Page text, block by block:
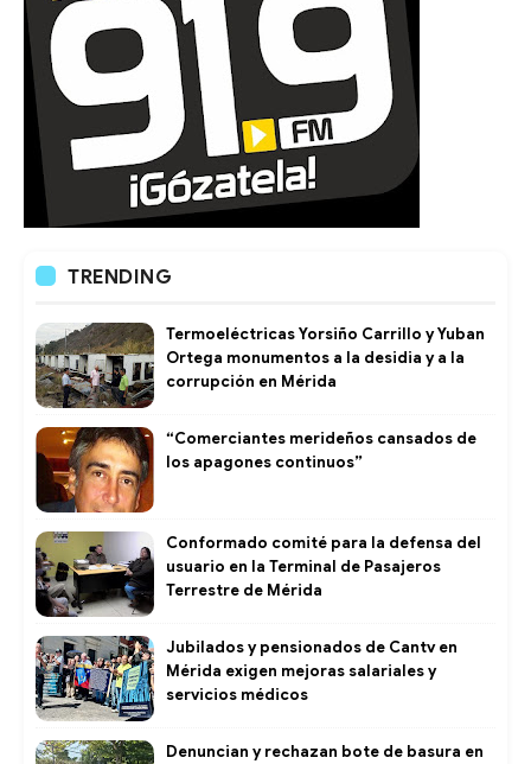
TRENDING
Termoeléctricas Yorsiño Carrillo y Yuban
Ortega monumentos a la desidia y a la
corrupción en Mérida
“Comerciantes merideños cansados de
los apagones continuos”
Conformado comité para la defensa del
usuario en la Terminal de Pasajeros
Terrestre de Mérida
Jubilados y pensionados de Cantv en
Mérida exigen mejoras salariales y
servicios médicos
Denuncian y rechazan bote de basura en